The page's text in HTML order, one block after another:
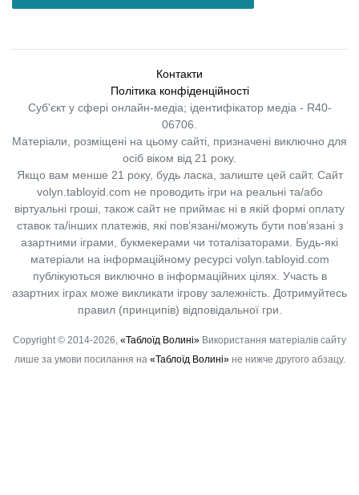
Контакти
Політика конфіденційності
Суб'єкт у сфері онлайн-медіа; ідентифікатор медіа - R40-
06706.
Матеріали, розміщені на цьому сайті, призначені виключно для
осіб віком від 21 року.
Якщо вам менше 21 року, будь ласка, залиште цей сайт. Сайт
volyn.tabloyid.com не проводить ігри на реальні та/або
віртуальні гроші, також сайт не приймає ні в якій формі оплату
ставок та/інших платежів, які пов’язані/можуть бути пов’язані з
азартними іграми, букмекерами чи тоталізаторами. Будь-які
матеріали на інформаційному ресурсі volyn.tabloyid.com
публікуються виключно в інформаційних цілях. Участь в
азартних іграх може викликати ігрову залежність. Дотримуйтесь
правил (принципів) відповідальної гри.
Copyright © 2014-2026, «Таблоїд Волині» Використання матеріалів сайту
лише за умови посилання на «Таблоїд Волині»не нижче другого абзацу.